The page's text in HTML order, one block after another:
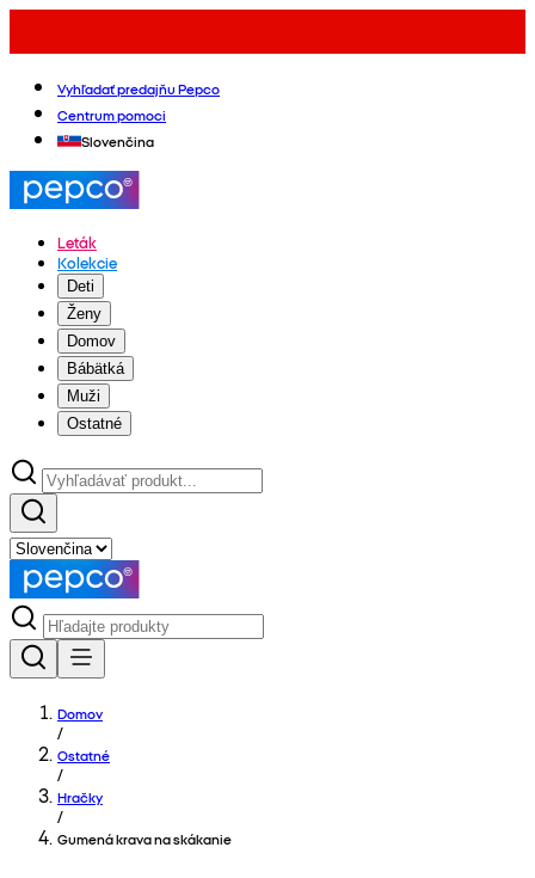
Vyhľadať predajňu Pepco
Centrum pomoci
Slovenčina
Leták
Kolekcie
Deti
Ženy
Domov
Bábätká
Muži
Ostatné
Domov
/
Ostatné
/
Hračky
/
Gumená krava na skákanie